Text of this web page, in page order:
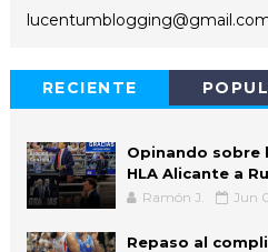
RECIENTE
Opinando sobre
HLA Alicante a
Ramón J. Jun
Repaso al